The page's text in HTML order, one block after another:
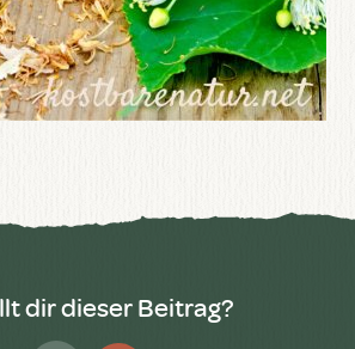
dir dieser Beitrag?